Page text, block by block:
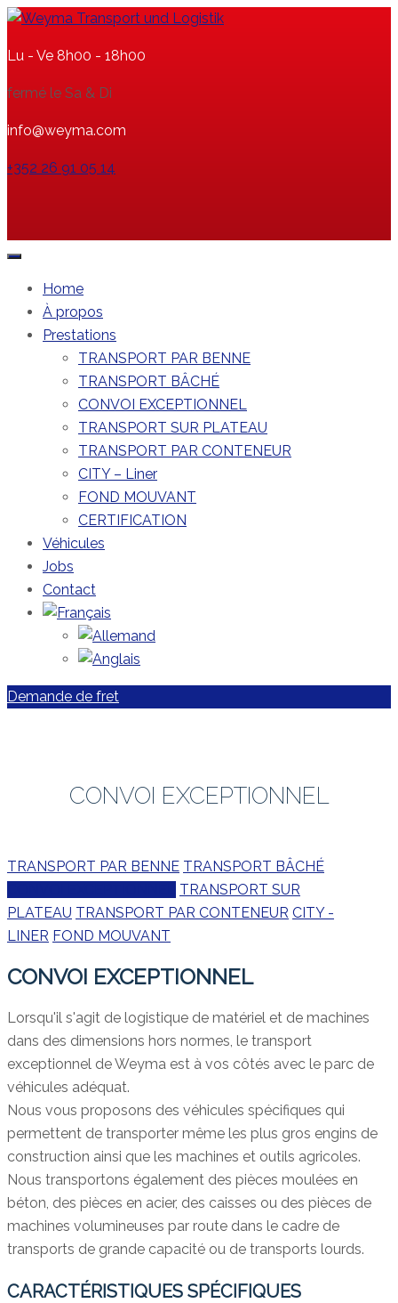
Lu - Ve 8h00 - 18h00
fermé le Sa & Di
info@weyma.com
+352 26 91 05 14
Home
À propos
Prestations
TRANSPORT PAR BENNE
TRANSPORT BÂCHÉ
CONVOI EXCEPTIONNEL
TRANSPORT SUR PLATEAU
TRANSPORT PAR CONTENEUR
CITY – Liner
FOND MOUVANT
CERTIFICATION
Véhicules
Jobs
Contact
Demande de fret
CONVOI EXCEPTIONNEL
TRANSPORT PAR BENNE TRANSPORT BÂCHÉ
TRANSPORT SUR
PLATEAU TRANSPORT PAR CONTENEUR CITY -
LINER FOND MOUVANT
CONVOI EXCEPTIONNEL
Lorsqu'il s'agit de logistique de matériel et de machines
dans des dimensions hors normes, le transport
exceptionnel de Weyma est à vos côtés avec le parc de
véhicules adéquat.
Nous vous proposons des véhicules spécifiques qui
permettent de transporter même les plus gros engins de
construction ainsi que les machines et outils agricoles.
Nous transportons également des pièces moulées en
béton, des pièces en acier, des caisses ou des pièces de
machines volumineuses par route dans le cadre de
transports de grande capacité ou de transports lourds.
CARACTÉRISTIQUES SPÉCIFIQUES